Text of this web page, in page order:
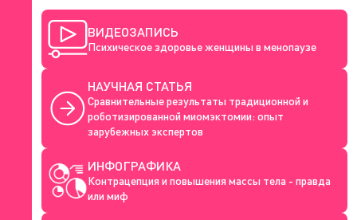
ВИДЕОЗАПИСЬ
Психическое здоровье женщины в менопаузе
НАУЧНАЯ СТАТЬЯ
Сравнительные результаты традиционной и
роботизированной миомэктомии: опыт
зарубежных экспертов
ИНФОГРАФИКА
Контрацепция и повышения массы тела - правда
или миф